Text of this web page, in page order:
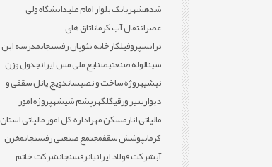
شدهشهربابک بلوار امام علیدانشگاه ولی
عصرانتقال آب کرماناتاق های
ترانسپروفیلکارخانه نئوپان رفسنجانمدرسه ابن
سینالوله صنعتیصنایع ملی مس ایرانجدول وزن
نبشیپروژه ساخت و نصبساندویچ پانل سقفی و
دیواریتیر ورقیگلگهرپشم شیشهپروژه امور
مالیاتی انارمسکن مهراداره کل امور مالیاتی استان
کرمانپوشش سقفمجتمع صنعتی رفسنجانمخزن
آبشرکت فولاد ایرانیانرفسنجانشرکت خاتم